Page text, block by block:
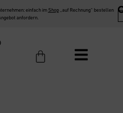
einfach im Shop„auf Rechnung“ bestellen
anfordern.